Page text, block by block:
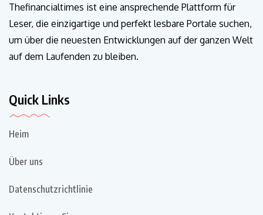
Thefinancialtimes ist eine ansprechende Plattform für
Leser, die einzigartige und perfekt lesbare Portale suchen,
um über die neuesten Entwicklungen auf der ganzen Welt
auf dem Laufenden zu bleiben.
Quick Links
Heim
Über uns
Datenschutzrichtlinie